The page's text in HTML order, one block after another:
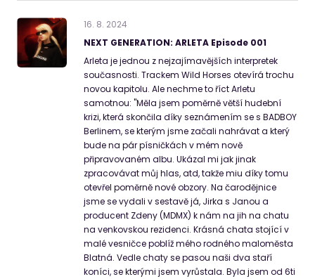
16. 8. 2024
NEXT GENERATION: ARLETA Episode 001
Arleta je jednou z nejzajímavějších interpretek
současnosti. Trackem Wild Horses otevírá trochu
novou kapitolu. Ale nechme to říct Arletu
samotnou: "Měla jsem poměrně větší hudební
krizi, která skončila díky seznámením se s BADBOY
Berlinem, se kterým jsme začali nahrávat a který
bude na pár písničkách v mém nově
připravovaném albu. Ukázal mi jak jinak
zpracovávat můj hlas, atd, takže miu díky tomu
otevřel poměrně nové obzory. Na čarodějnice
jsme se vydali v sestavě já, Jirka s Janou a
producent Zdeny (MDMX) k nám na jih na chatu
na venkovskou rezidenci. Krásná chata stojící v
malé vesničce poblíž mého rodného maloměsta
Blatná. Vedle chaty se pasou naši dva staří
koníci, se kterými jsem vyrůstala. Byla jsem od 6ti